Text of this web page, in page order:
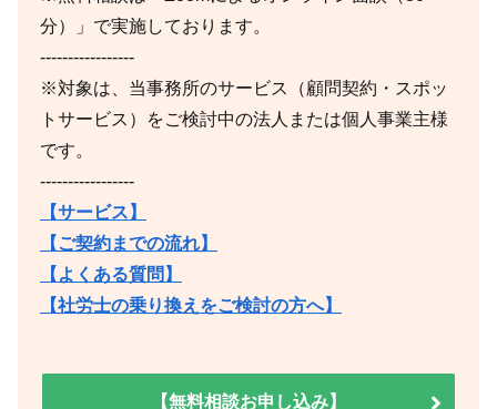
分）」で実施しております。
-----------------
※対象は、当事務所のサービス（顧問契約・スポッ
トサービス）をご検討中の法人または個人事業主様
です。
-----------------
【サービス】
【ご契約までの流れ】
【よくある質問】
【社労士の乗り換えをご検討の方へ】
【無料相談お申し込み】